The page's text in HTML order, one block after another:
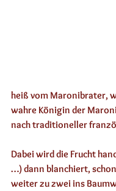
heiß vom Maronibrater,
wahre Königin der
nach traditioneller
Dabei wird die Frucht
…) dann blanchiert,
weiter zu zwei ins